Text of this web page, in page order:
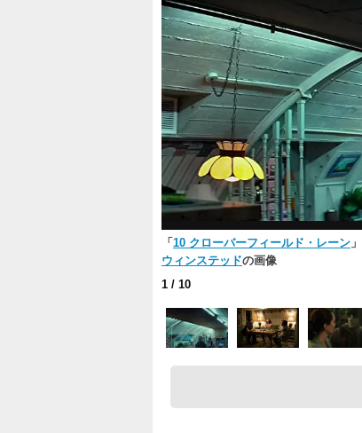
「 10 クローバーフィールド・レーン 」
ウィンステッドの画像
1 / 10